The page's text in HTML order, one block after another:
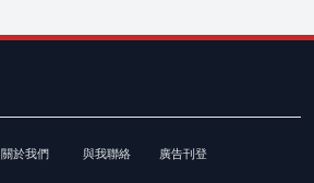
關於我們 與我聯絡 廣告刊登